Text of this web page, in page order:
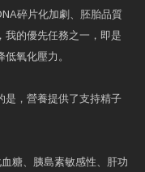
碎片化加劇、胚胎品質
我的優先任務之一，即是
氧化壓力。
是，營養提供了支持精子
糖、胰島素敏感性、肝功